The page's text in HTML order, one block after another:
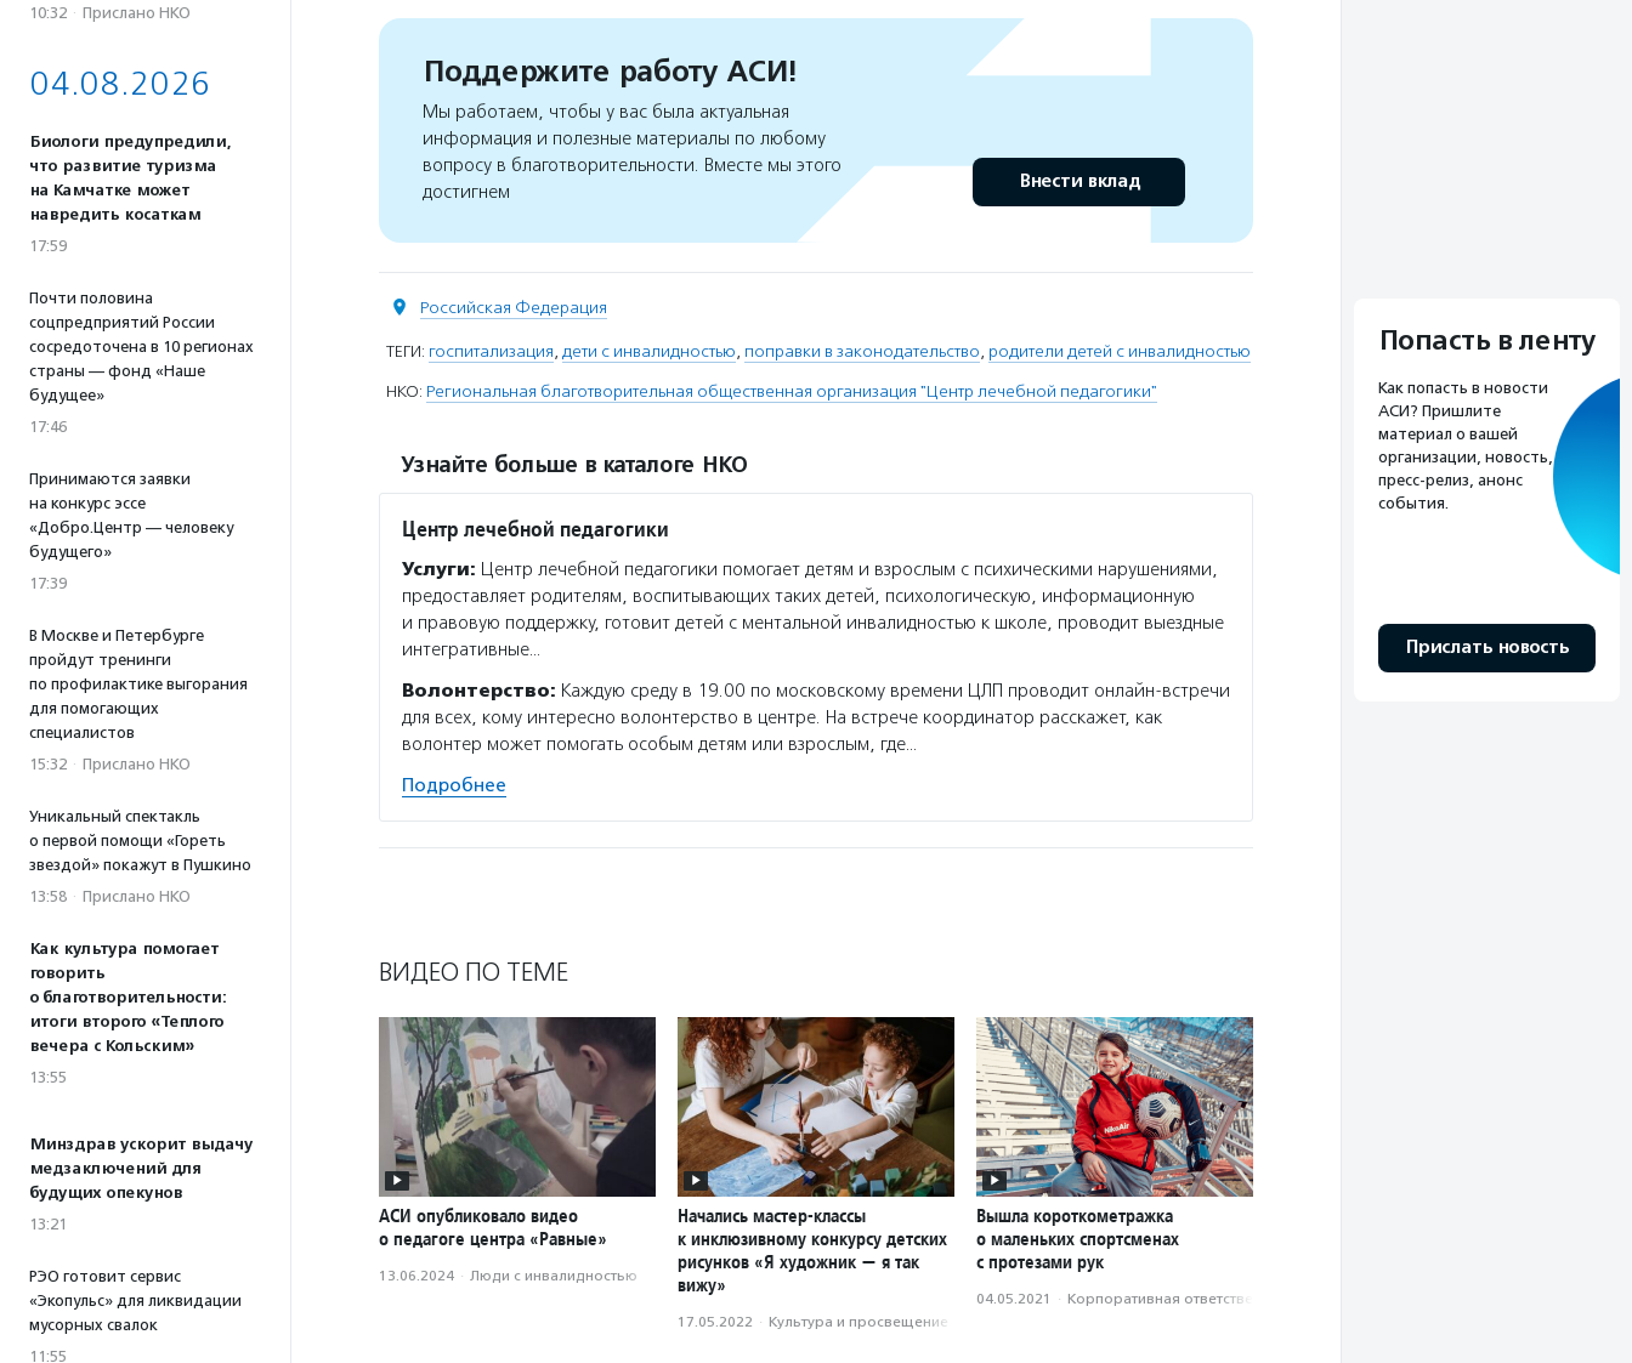
10:32 · Прислано НКО
04.08.2026
Биологи предупредили,
что развитие туризма
на Камчатке может
навредить косаткам
17:59
Почти половина
соцпредприятий России
сосредоточена в 10 регионах
страны — фонд «Наше
будущее»
17:46
Принимаются заявки
на конкурс эссе
«Добро.Центр — человеку
будущего»
17:39
В Москве и Петербурге
пройдут тренинги
по профилактике выгорания
для помогающих
специалистов
15:32 · Прислано НКО
Уникальный спектакль
о первой помощи «Гореть
звездой» покажут в Пушкино
13:58 · Прислано НКО
Как культура помогает
говорить
о благотворительности:
итоги второго «Теплого
вечера с Кольским»
13:55
Минздрав ускорит выдачу
медзаключений для
будущих опекунов
13:21
РЭО готовит сервис
«Экопульс» для ликвидации
мусорных свалок
11:55
Поддержите работу АСИ!
Мы работаем, чтобы у вас была актуальная
информация и полезные материалы по любому
вопросу в благотворительности. Вместе мы этого
достигнем
Внести вклад
Российская Федерация
ТЕГИ: госпитализация, дети с инвалидностью, поправки в законодательство, родители детей с инвалидностью
НКО: Региональная благотворительная общественная организация "Центр лечебной педагогики"
Узнайте больше в каталоге НКО
Центр лечебной педагогики
Услуги: Центр лечебной педагогики помогает детям и взрослым с психическими нарушениями,
предоставляет родителям, воспитывающих таких детей, психологическую, информационную
и правовую поддержку, готовит детей с ментальной инвалидностью к школе, проводит выездные
интегративные…
Волонтерство: Каждую среду в 19.00 по московскому времени ЦЛП проводит онлайн-встречи
для всех, кому интересно волонтерство в центре. На встрече координатор расскажет, как
волонтер может помогать особым детям или взрослым, где…
Подробнее
ВИДЕО ПО ТЕМЕ
АСИ опубликовало видео
о педагоге центра «Равные»
13.06.2024 · Люди с инвалидностью
Начались мастер-классы
к инклюзивному конкурсу детских
рисунков «Я художник — я так
вижу»
17.05.2022 · Культура и просвещение
Вышла короткометражка
о маленьких спортсменах
с протезами рук
04.05.2021 · Корпоративная ответственность
Попасть в ленту
Как попасть в новости
АСИ? Пришлите
материал о вашей
организации, новость,
пресс-релиз, анонс
события.
Прислать новость